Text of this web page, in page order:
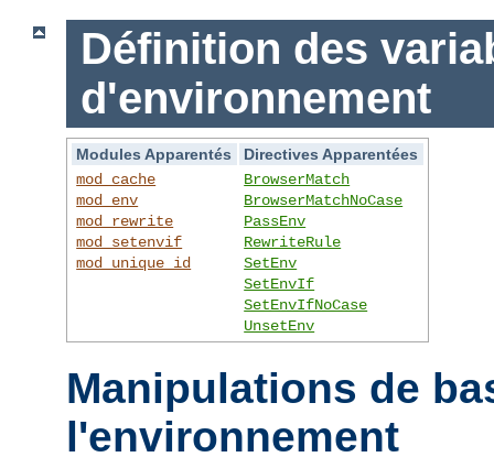
Définition des
d'environnement
Modules Apparentés
Directives Apparentées
mod_cache
mod_env
mod_rewrite
mod_setenvif
mod_unique_id
BrowserMatch
BrowserMatchNoCase
PassEnv
RewriteRule
SetEnv
SetEnvIf
SetEnvIfNoCase
UnsetEnv
Manipulations de
l'environnement